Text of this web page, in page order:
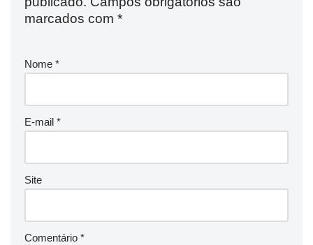
marcados com *
Nome *
E-mail *
Site
Comentário *